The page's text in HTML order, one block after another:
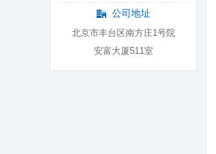
公司地址
北京市丰台区南方庄1号院
安富大厦511室